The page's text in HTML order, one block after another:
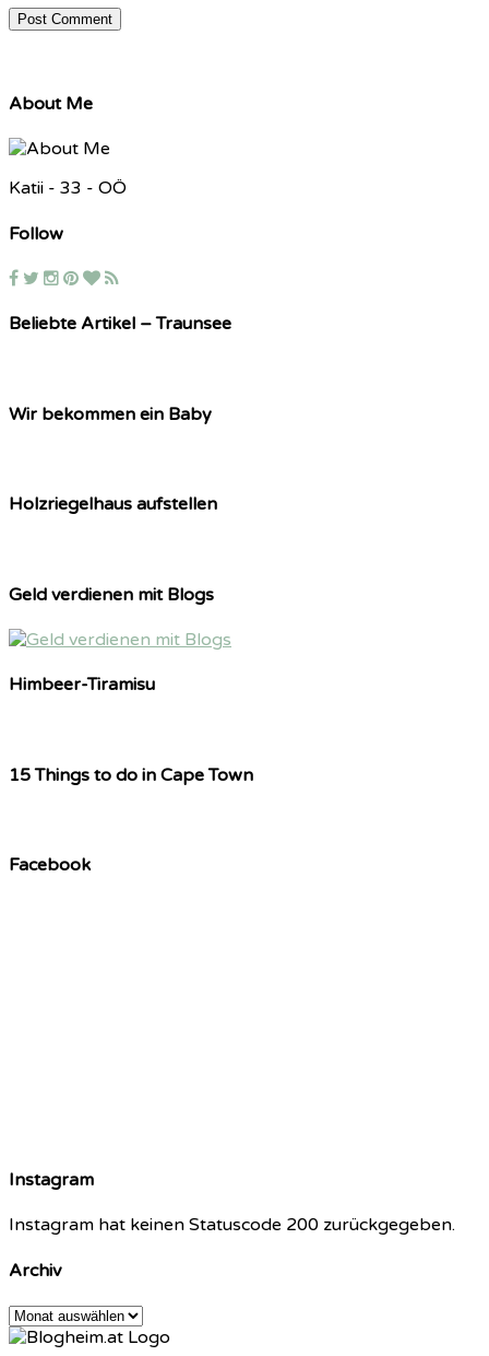
About Me
Katii - 33 - OÖ
Follow
Beliebte Artikel – Traunsee
Wir bekommen ein Baby
Holzriegelhaus aufstellen
Geld verdienen mit Blogs
Himbeer-Tiramisu
15 Things to do in Cape Town
Facebook
Instagram
Instagram hat keinen Statuscode 200 zurückgegeben.
Archiv
Archiv